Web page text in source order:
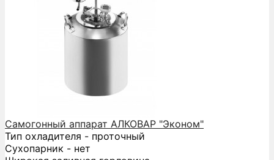
Самогонный аппарат АЛКОВАР "Эконом"
Тип охладителя - проточный
Сухопарник - нет